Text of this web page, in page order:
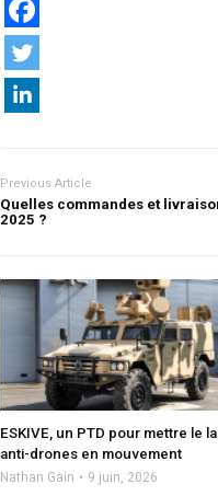
Previous Article
Quelles commandes et
2025 ?
ESKIVE, un PTD pour mettre le
anti-drones en mouvement
Nathan Gain 9 juin, 2026